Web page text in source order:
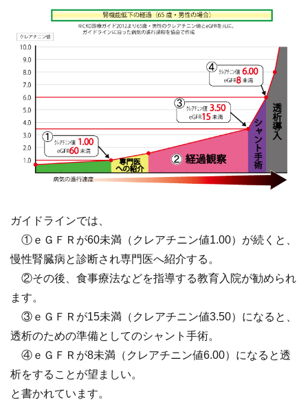
ガイドラインでは、
①ｅＧＦＲが60未満（クレアチニン値1.00）が続くと、
慢性腎臓病と診断され専門医へ紹介する。
②その後、食事療法などを指導する教育入院が勧められ
ます。
③ｅＧＦＲが15未満（クレアチニン値3.50）になると、
透析のための準備としてのシャント手術。
④ｅＧＦＲが8未満（クレアチニン値6.00）になると透
析をすることが望ましい。
と書かれています。